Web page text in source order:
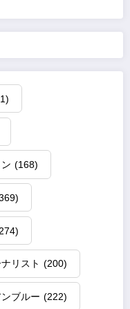
(168)
リスト (200)
ブルー (222)